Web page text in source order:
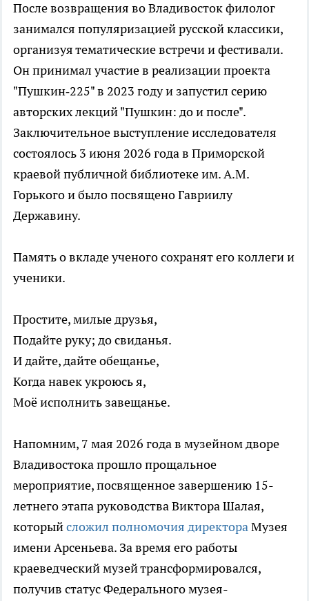
После возвращения во Владивосток филолог
занимался популяризацией русской классики,
организуя тематические встречи и фестивали.
Он принимал участие в реализации проекта
"Пушкин‑225" в 2023 году и запустил серию
авторских лекций "Пушкин: до и после".
Заключительное выступление исследователя
состоялось 3 июня 2026 года в Приморской
краевой публичной библиотеке им. А.М.
Горького и было посвящено Гавриилу
Державину.
Память о вкладе ученого сохранят его коллеги и
ученики.
Простите, милые друзья,
Подайте руку; до свиданья.
И дайте, дайте обещанье,
Когда навек укроюсь я,
Моё исполнить завещанье.
Напомним, 7 мая 2026 года в музейном дворе
Владивостока прошло прощальное
мероприятие, посвященное завершению 15-
летнего этапа руководства Виктора Шалая,
которыйсложил полномочия директораМузея
имени Арсеньева. За время его работы
краеведческий музей трансформировался,
получив статус Федерального музея-